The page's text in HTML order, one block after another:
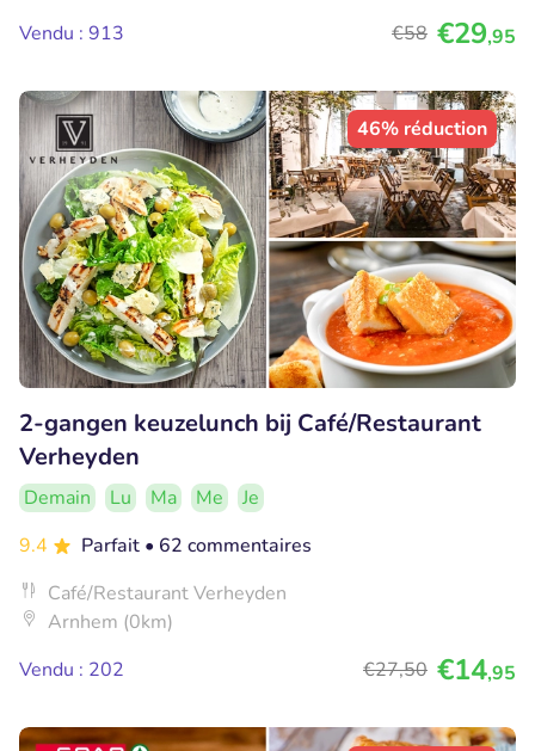
Vendu : 913
€58 €29,95
46% réduction
2-gangen keuzelunch bij Café/Restaurant
Verheyden
Demain Lu Ma Me
Je
9.4
Parfait • 62 commentaires
Café/Restaurant Verheyden
Arnhem (0km)
Vendu : 202
€27,50 €14,95